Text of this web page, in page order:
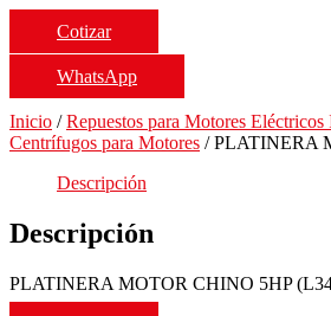
Cotizar
WhatsApp
Inicio /Repuestos para Motores Eléctricos
Centrífugos para Motores / PLATINERA
Descripción
Descripción
PLATINERA MOTOR CHINO 5HP